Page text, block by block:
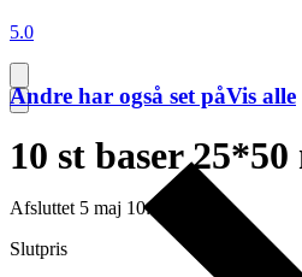
5.0
10 st baser
Afsluttet 5 maj 10:13
Slutpris
Andre har også set påVis alle